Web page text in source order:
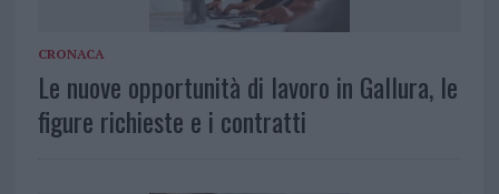
CRONACA
Le nuove opportunità di lavoro in Gallura, le
figure richieste e i contratti